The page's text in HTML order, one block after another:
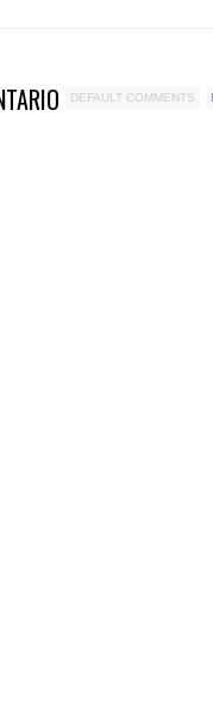
DEFAULT COMMENTS